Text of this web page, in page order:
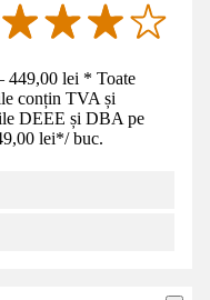
lei * Toate
conțin TVA și
DEEE și DBA pe
lei*/ buc.